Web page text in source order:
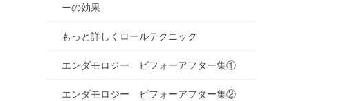
ーの効果
もっと詳しくロールテクニック
エンダモロジー ビフォーアフター集①
エンダモロジー ビフォーアフター集②